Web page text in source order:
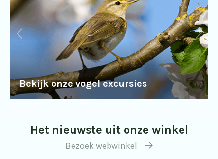
Bekijk onze vogel excursies
Het nieuwste uit onze winkel
Bezoek webwinkel